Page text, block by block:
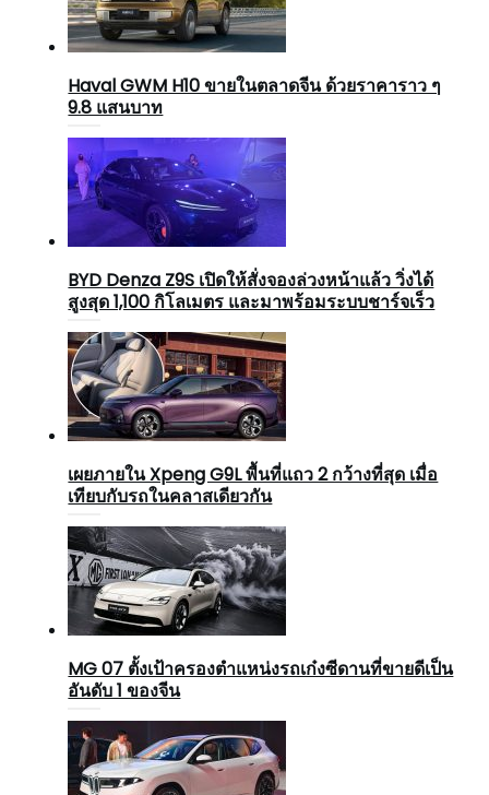
Haval GWM H10 ขายในตลาดจีน ด้วยราคาราว ๆ
9.8 แสนบาท
BYD Denza Z9S เปิดให้สั่งจองล่วงหน้าแล้ว วิ่งได้
สูงสุด 1,100 กิโลเมตร และมาพร้อมระบบชาร์จเร็ว
เผยภายใน Xpeng G9L พื้นที่แถว 2 กว้างที่สุด เมื่อ
เทียบกับรถในคลาสเดียวกัน
MG 07 ตั้งเป้าครองตำแหน่งรถเก๋งซีดานที่ขายดีเป็น
อันดับ 1 ของจีน